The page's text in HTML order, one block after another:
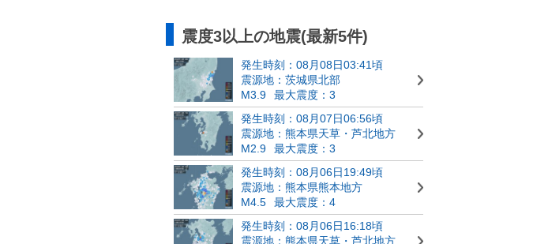
震度3以上の地震(最新5件)
発生時刻：08月08日03:41頃
震源地：茨城県北部
M3.9
最大震度：3
発生時刻：08月07日06:56頃
震源地：熊本県天草・芦北地方
M2.9
最大震度：3
発生時刻：08月06日19:49頃
震源地：熊本県熊本地方
M4.5
最大震度：4
発生時刻：08月06日16:18頃
震源地：熊本県天草・芦北地方